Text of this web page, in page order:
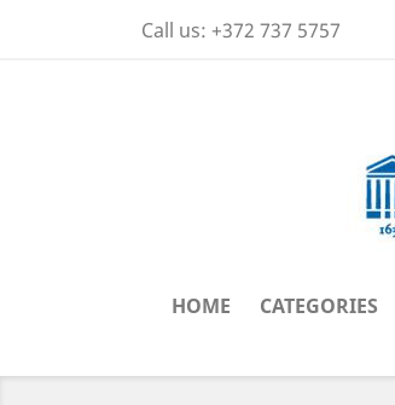
Call us: +372 737 5757
HOME CATEGORIES